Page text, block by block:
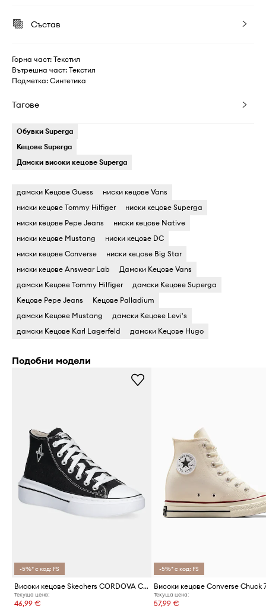
Състав
Горна част: Текстил
Вътрешна част: Текстил
Подметка: Синтетика
Тагове
Обувки Superga
Кецове Superga
Дамски високи кецове Superga
дамски Кецове Guess
ниски кецове Vans
ниски кецове Tommy Hilfiger
ниски кецове Superga
ниски кецове Pepe Jeans
ниски кецове Native
ниски кецове Mustang
ниски кецове DC
ниски кецове Converse
ниски кецове Big Star
ниски кецове Answear Lab
Дамски Кецове Vans
дамски Кецове Tommy Hilfiger
дамски Кецове Superga
Кецове Pepe Jeans
Кецове Palladium
дамски Кецове Mustang
дамски Кецове Levi's
дамски Кецове Karl Lagerfeld
дамски Кецове Hugo
Подобни модели
-5%* с код: FS
Високи кецове Skechers CORDOVA CLASSIC
Текуща цена:
46,99 €
-5%* с код: FS
Текуща цена:
57,99 €